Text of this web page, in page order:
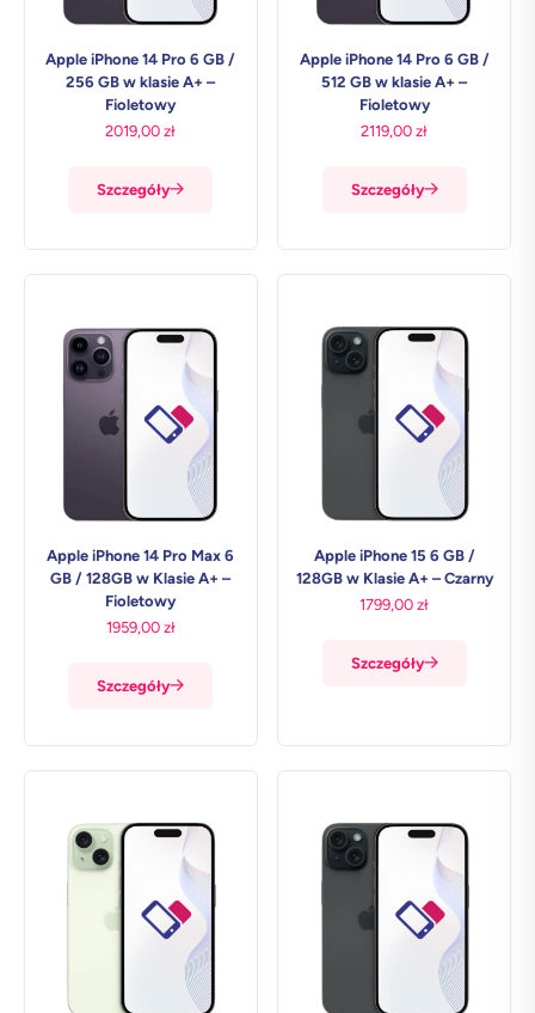
Apple iPhone 14 Pro 6 GB /
256 GB w klasie A+ –
Fioletowy
Szczegóły
2019,00zł
Apple iPhone 14 Pro 6 GB /
512 GB w klasie A+ –
Fioletowy
Szczegóły
2119,00zł
Apple iPhone 14 Pro Max 6
GB / 128GB w Klasie A+ –
Fioletowy
Szczegóły
1959,00 zł
Apple iPhone 15 6 GB /
128GB w Klasie A+ – Czarny
Szczegóły
1799,00zł